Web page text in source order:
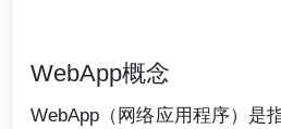
WebApp概念
WebApp（网络应用程序）是